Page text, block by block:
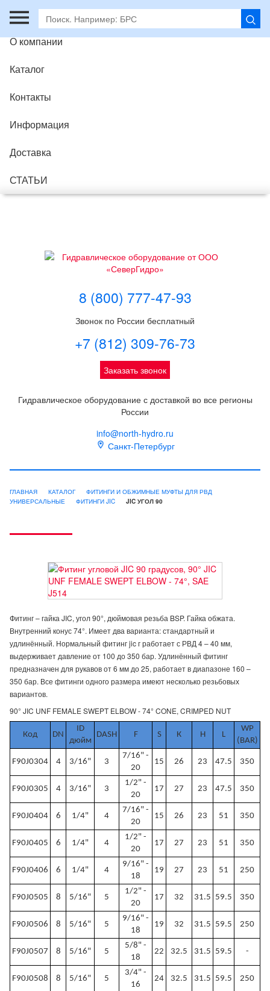
Главная
О компании
Каталог
Контакты
Информация
Доставка
СТАТЬИ
8 (800) 777-47-93
Звонок по России бесплатный
+7 (812) 309-76-73
Заказать звонок
Гидравлическое оборудование с доставкой во все регионы
России
info@north-hydro.ru
Санкт-Петербург
ГЛАВНАЯ КАТАЛОГ
ФИТИНГИ И ОБЖИМНЫЕ МУФТЫ ДЛЯ РВД
УНИВЕРСАЛЬНЫЕ
ФИТИНГИ JIC JIC УГОЛ 90
Фитинг – гайка JIC, угол 90°, дюймовая резьба BSP. Гайка обжата.
Внутренний конус 74°. Имеет два варианта: стандартный и
удлинённый. Нормальный фитинг jic г работает с РВД 4 – 40 мм,
выдерживает давление от 100 до 350 бар. Удлинённый фитинг
предназначен для рукавов от 6 мм до 25, работает в диапазоне 160 –
350 бар. Все фитинги одного размера имеют несколько резьбовых
вариантов.
90° JIC UNF FEMALE SWEPT ELBOW - 74° CONE, CRIMPED NUT
Код DN
ID
дюйм
DASH F S К H L
WP
(BAR)
F90J0304 4 3/16" 3
7/16" -
20
15 26 23 47.5 350
F90J0305 4 3/16" 3
1/2" -
20
17 27 23 47.5 350
F90J0404 6 1/4" 4
7/16" -
20
15 26 23 51 350
F90J0405 6 1/4" 4
1/2" -
20
17 27 23 51 350
F90J0406 6 1/4" 4
9/16" -
18
19 27 23 51 250
F90J0505 8 5/16" 5
1/2" -
20
17 32 31.5 59.5 350
F90J0506 8 5/16" 5
9/16" -
18
19 32 31.5 59.5 250
F90J0507 8 5/16" 5
5/8" -
18
22 32.5 31.5 59.5 -
F90J0508 8 5/16" 5
3/4" -
16
24 32.5 31.5 59.5 250